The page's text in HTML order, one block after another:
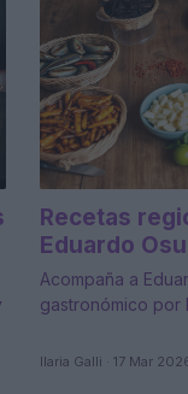
Recetas
Eduardo
Acompaña a
gastronómico
Ilaria Galli · 17 Mar